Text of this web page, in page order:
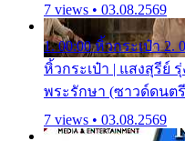
7 views • 03.08.2569
1. 00:00 หิ้วกระเป๋า 2.
หิ้วกระเป๋า | แสงสุรีย์
พระรักษา (ซาวด์ดนต
7 views • 03.08.2569